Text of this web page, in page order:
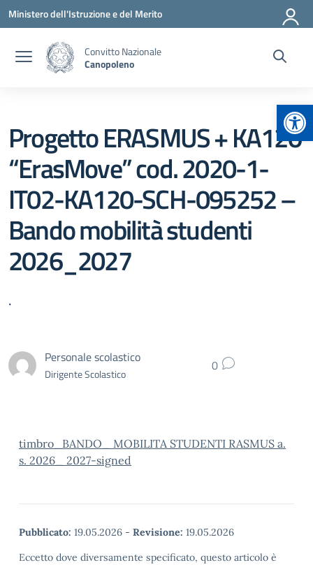
Vai ai contenuti
Vai al menu di navigazione
Vai al footer
Ministero dell'Istruzione e del Merito
Convitto Nazionale
Canopoleno
Progetto ERASMUS + KA120
“ErasMove” cod. 2020-1-
IT02-KA120-SCH-095252 –
Bando mobilità studenti
2026_2027
.
Personale scolastico
Dirigente Scolastico 0
timbro_BANDO_ MOBILITA STUDENTI RASMUS a.
s. 2026_ 2027-signed
Pubblicato: 19.05.2026 - Revisione: 19.05.2026
Eccetto dove diversamente specificato, questo articolo è